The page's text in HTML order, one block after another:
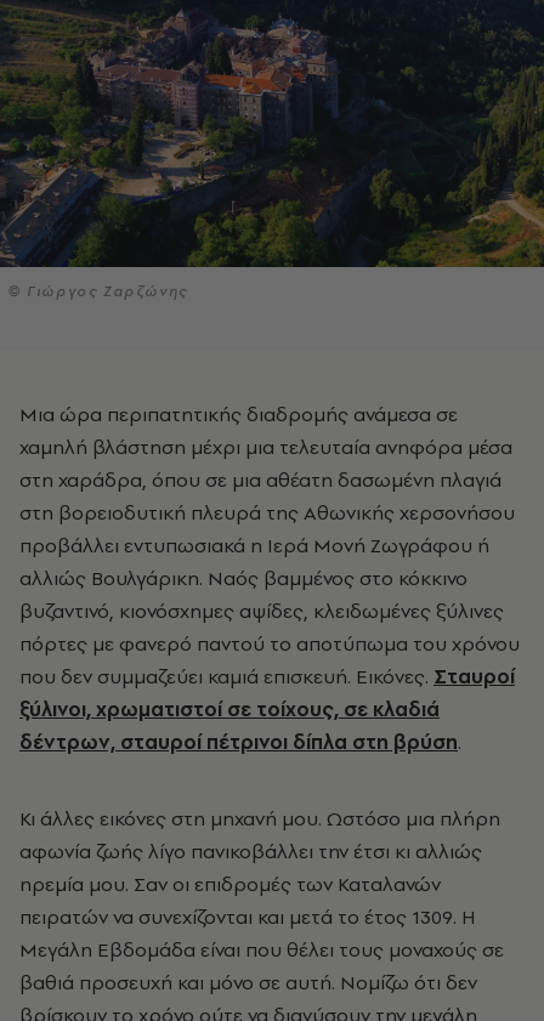
© Γιώργος Ζαρζώνης
Μια ώρα περιπατητικής διαδρομής ανάμεσα σε
χαμηλή βλάστηση μέχρι μια τελευταία ανηφόρα μέσα
στη χαράδρα, όπου σε μια αθέατη δασωμένη πλαγιά
στη βορειοδυτική πλευρά της Αθωνικής χερσονήσου
προβάλλει εντυπωσιακά η Ιερά Μονή Ζωγράφου ή
αλλιώς Βουλγάρικη. Ναός βαμμένος στο κόκκινο
βυζαντινό, κιονόσχημες αψίδες, κλειδωμένες ξύλινες
πόρτες με φανερό παντού το αποτύπωμα του χρόνου
που δεν συμμαζεύει καμιά επισκευή. Εικόνες. Σταυροί
ξύλινοι, χρωματιστοί σε τοίχους, σε κλαδιά
δέντρων, σταυροί πέτρινοι δίπλα στη βρύση.
Κι άλλες εικόνες στη μηχανή μου. Ωστόσο μια πλήρη
αφωνία ζωής λίγο πανικοβάλλει την έτσι κι αλλιώς
ηρεμία μου. Σαν οι επιδρομές των Καταλανών
πειρατών να συνεχίζονται και μετά το έτος 1309. Η
Μεγάλη Εβδομάδα είναι που θέλει τους μοναχούς σε
βαθιά προσευχή και μόνο σε αυτή. Νομίζω ότι δεν
βρίσκουν το χρόνο ούτε να διανύσουν την μεγάλη